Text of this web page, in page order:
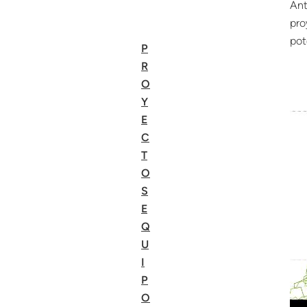
P
R
O
Y
E
C
T
O
S
E
Q
U
I
P
O